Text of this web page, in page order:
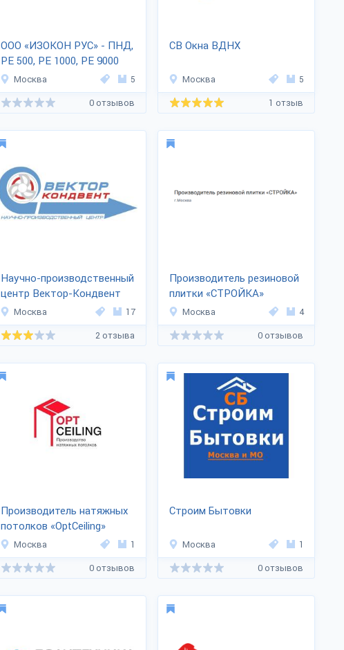
ООО «ИЗОКОН РУС» - ПНД,
РЕ 500, РЕ 1000, РЕ 9000
Москва 5
0 отзывов
СВ Окна ВДНХ
Москва 5
1 отзыв
Научно-производственный
центр Вектор-Кондвент
Москва 17
2 отзыва
Производитель резиновой
плитки «СТРОЙКА»
Москва 4
0 отзывов
Производитель натяжных
потолков «OptCeiling»
Москва 1
0 отзывов
Строим Бытовки
Москва 1
0 отзывов